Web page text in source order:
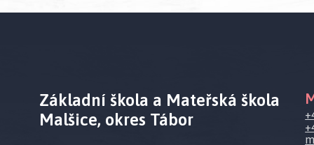
Základní škola a Mateřská škola
Malšice, okres Tábor